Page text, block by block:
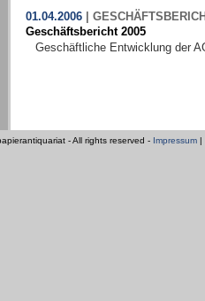
01.04.2006|
Geschäftsbericht 2005
Geschäftliche Entwicklung der
- All rights reserved - Impressum |